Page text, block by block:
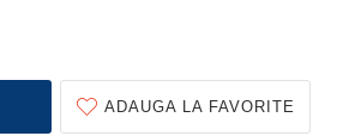
ADAUGA LA FAVORITE